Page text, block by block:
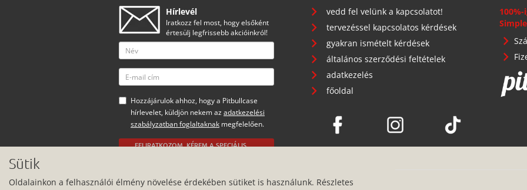
Hírlevél
Iratkozz fel most, hogy elsőként
értesülj legfrissebb akcióinkról!
Hozzájárulok ahhoz, hogy a Pitbullcase
hírlevelet, küldjön nekem az adatkezelési
szabályzatban foglaltaknak megfelelően.
FELIRATKOZOM, KÉREM A SPECIÁLIS
Minden jog fenntartva.
vedd fel velünk a kapcsolatot!
tervezéssel kapcsolatos kérdések
gyakran ismételt kérdések
általános szerződési feltételek
adatkezelés
főoldal
Sütik
Oldalainkon a felhasználói élmény növelése érdekében sütiket is használunk. Részletes